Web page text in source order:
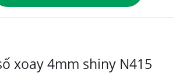
xoay 4mm shiny N415